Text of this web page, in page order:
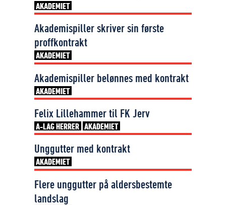
AKADEMIET
Akademispiller skriver sin første
proffkontrakt
AKADEMIET
Akademispiller belønnes med kontrakt
AKADEMIET
Felix Lillehammer til FK Jerv
A-LAG HERRER AKADEMIET
Unggutter med kontrakt
AKADEMIET
Flere unggutter på aldersbestemte
landslag